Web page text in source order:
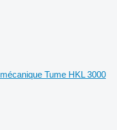
Tume HKL 3000